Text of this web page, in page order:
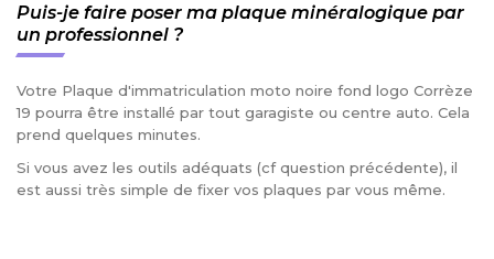
Puis-je faire poser ma plaque minéralogique par
un professionnel ?
Votre Plaque d'immatriculation moto noire fond logo Corrèze
19 pourra être installé par tout garagiste ou centre auto. Cela
prend quelques minutes.
Si vous avez les outils adéquats (cf question précédente), il
est aussi très simple de fixer vos plaques par vous même.